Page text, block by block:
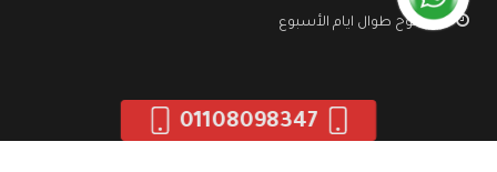
مفتوح طوال ايام الأسبوع
01108098347